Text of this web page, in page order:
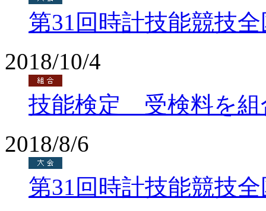
第31回時計技能競技
2018/10/4
技能検定 受検料を組
2018/8/6
第31回時計技能競技